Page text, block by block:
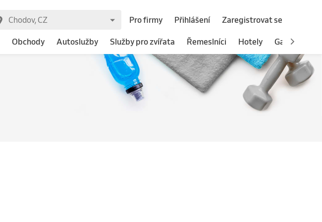
Pro firmy Přihlášení Zaregistrovat se
Obchody Autoslužby Služby pro zvířata Řemeslníci Hotely Gastronomie